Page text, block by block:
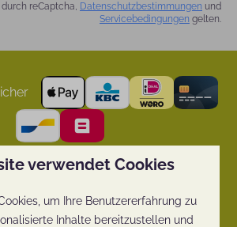
reCaptcha, Datenschutzbestimmungen und
Servicebedingungen gelten.
verwendet Cookies
um Ihre Benutzererfahrung zu
Inhalte bereitzustellen und